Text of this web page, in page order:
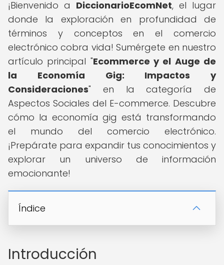
¡Bienvenido a DiccionarioEcomNet, el lugar
donde la exploración en profundidad de
términos y conceptos en el comercio
electrónico cobra vida! Sumérgete en nuestro
artículo principal "Ecommerce y el Auge de
la Economía Gig: Impactos y
Consideraciones" en la categoría de
Aspectos Sociales del E-commerce. Descubre
cómo la economía gig está transformando
el mundo del comercio electrónico.
¡Prepárate para expandir tus conocimientos y
explorar un universo de información
emocionante!
Índice
Introducción